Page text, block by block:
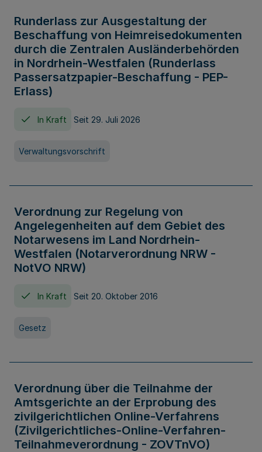
Runderlass zur Ausgestaltung der
Beschaffung von Heimreisedokumenten
durch die Zentralen Ausländerbehörden
in Nordrhein-Westfalen (Runderlass
Passersatzpapier-Beschaffung - PEP-
Erlass)
In Kraft Seit 29. Juli 2026
Verwaltungsvorschrift
Verordnung zur Regelung von
Angelegenheiten auf dem Gebiet des
Notarwesens im Land Nordrhein-
Westfalen (Notarverordnung NRW -
NotVO NRW)
In Kraft Seit 20. Oktober 2016
Gesetz
Verordnung über die Teilnahme der
Amtsgerichte an der Erprobung des
zivilgerichtlichen Online-Verfahrens
(Zivilgerichtliches-Online-Verfahren-
Teilnahmeverordnung - ZOVTnVO)